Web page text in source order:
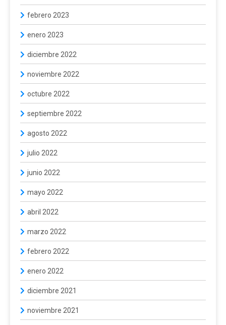
febrero 2023
enero 2023
diciembre 2022
noviembre 2022
octubre 2022
septiembre 2022
agosto 2022
julio 2022
junio 2022
mayo 2022
abril 2022
marzo 2022
febrero 2022
enero 2022
diciembre 2021
noviembre 2021